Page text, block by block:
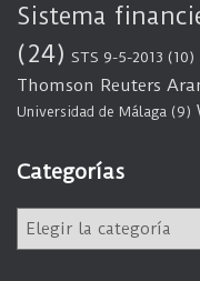
Sistema
(24) STS 9-5-2013 (10)
Thomson Reuters
Universidad de Málaga (9)
Categorías